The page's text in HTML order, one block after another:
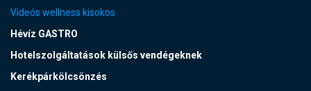
Videós wellness kisokos
Hévíz GASTRO
Hotelszolgáltatások külsős vendégeknek
Kerékpárkölcsönzés